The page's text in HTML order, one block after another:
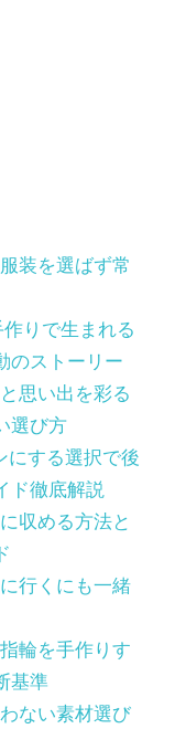
装を選ばず常
りで生まれる
のストーリー
思い出を彩る
選び方
にする選択で後
ド徹底解説
収める方法と
行くにも一緒
輪を手作りす
基準
ない素材選び